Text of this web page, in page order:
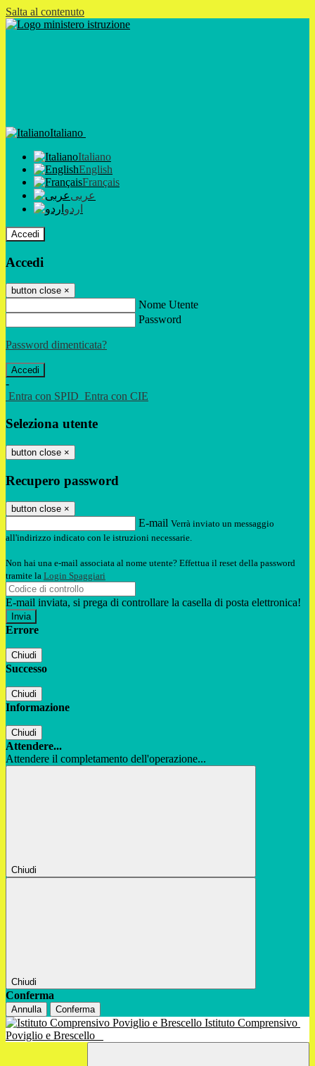
Salta al contenuto
Italiano
Italiano
English
Français
عربى
اردو
Accedi
Accedi
button close ×
Nome Utente
Password
Password dimenticata?
-
Entra con SPID Entra con CIE
Seleziona utente
button close ×
Recupero password
button close ×
E-mail Verrà inviato un messaggio
all'indirizzo indicato con le istruzioni necessarie.
Non hai una e-mail associata al nome utente? Effettua il reset della password
tramite la Login Spaggiari
E-mail inviata, si prega di controllare la casella di posta elettronica!
Errore
Chiudi
Successo
Chiudi
Informazione
Chiudi
Attendere...
Attendere il completamento dell'operazione...
Chiudi
Chiudi
Conferma
Annulla Conferma
Istituto Comprensivo
Poviglio e Brescello